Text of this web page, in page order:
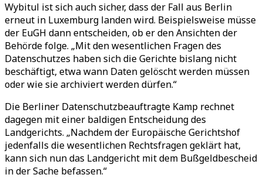
Wybitul ist sich auch sicher, dass der Fall aus Berlin
erneut in Luxemburg landen wird. Beispielsweise müsse
der EuGH dann entscheiden, ob er den Ansichten der
Behörde folge. „Mit den wesentlichen Fragen des
Datenschutzes haben sich die Gerichte bislang nicht
beschäftigt, etwa wann Daten gelöscht werden müssen
oder wie sie archiviert werden dürfen.“
Die Berliner Datenschutzbeauftragte Kamp rechnet
dagegen mit einer baldigen Entscheidung des
Landgerichts. „Nachdem der Europäische Gerichtshof
jedenfalls die wesentlichen Rechtsfragen geklärt hat,
kann sich nun das Landgericht mit dem Bußgeldbescheid
in der Sache befassen.“